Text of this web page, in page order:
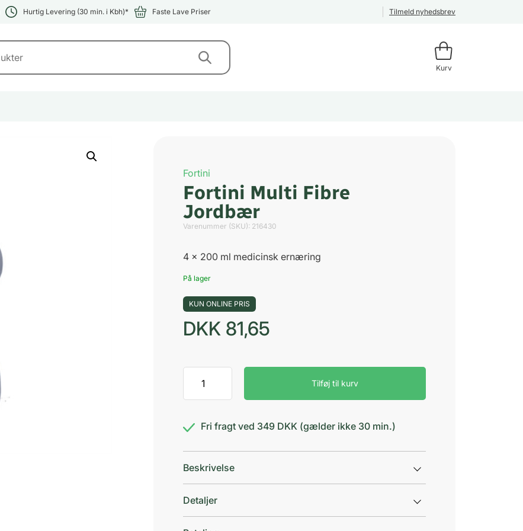
Hurtig Levering (30 min. i Kbh)* Faste Lave Priser Tilmeld nyhedsbrev
Kurv
Fortini
Fortini Multi Fibre
Jordbær
Varenummer (SKU): 216430
4 x 200 ml medicinsk ernæring
På lager
KUN ONLINE PRIS
DKK 81,65
Multi
Fibre
antal
Tilføj til kurv
Fri fragt ved 349 DKK (gælder ikke 30 min.)
Beskrivelse
Detaljer